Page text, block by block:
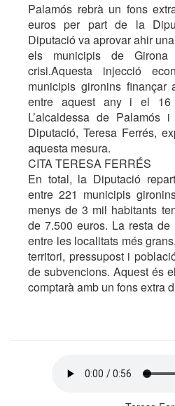
Palamós rebrà un fons
euros per part de la
Diputació va aprovar ahir
els municipis de
crisi.Aquesta injecció
municipis gironins finançar
entre aquest any i el
L’alcaldessa de Palamós
Diputació, Teresa Ferrés,
aquesta mesura.
CITA TERESA FERRÉS
En total, la Diputació
entre 221 municipis
menys de 3 mil habitants
de 7.500 euros. La resta
entre les localitats més
territori, pressupost i
de subvencions. Aquest és
comptarà amb un fons extra